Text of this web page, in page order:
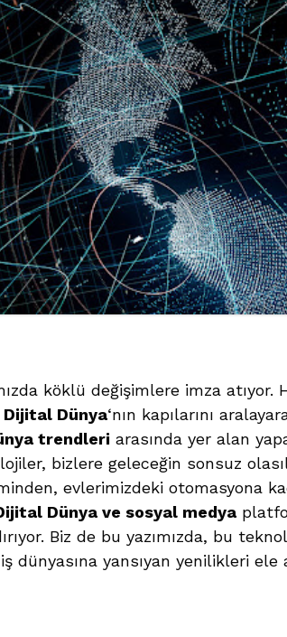
köklü değişimlere imza atıyor.
Dijital Dünya‘nın kapılarını
trendleri arasında yer alan
bizlere geleceğin sonsuz
evlerimizdeki otomasyona
Dünya ve sosyal medya
Biz de bu yazımızda, bu
dünyasına yansıyan yenilikleri ele